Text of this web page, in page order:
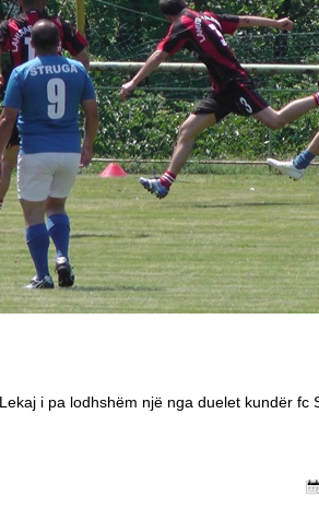
i pa lodhshëm një nga duelet kundër fc